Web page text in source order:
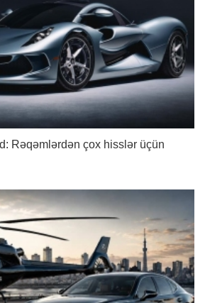
Rəqəmlərdən çox hisslər üçün